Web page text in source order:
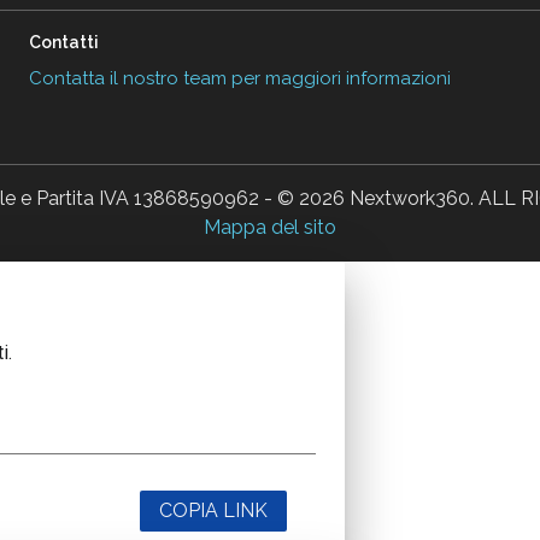
Contatti
Contatta il nostro team per maggiori informazioni
e Partita IVA 13868590962 - © 2026 Nextwork360. ALL
Mappa del sito
COPIA LINK